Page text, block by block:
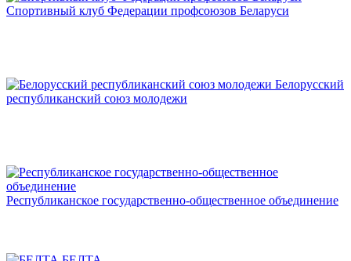
Спортивный клуб Федерации профсоюзов Беларуси
Белорусский
республиканский союз молодежи
Республиканское государственно-общественное объединение